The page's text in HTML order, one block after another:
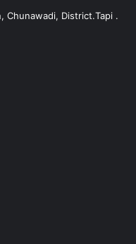
Chunawadi, District.Tapi .